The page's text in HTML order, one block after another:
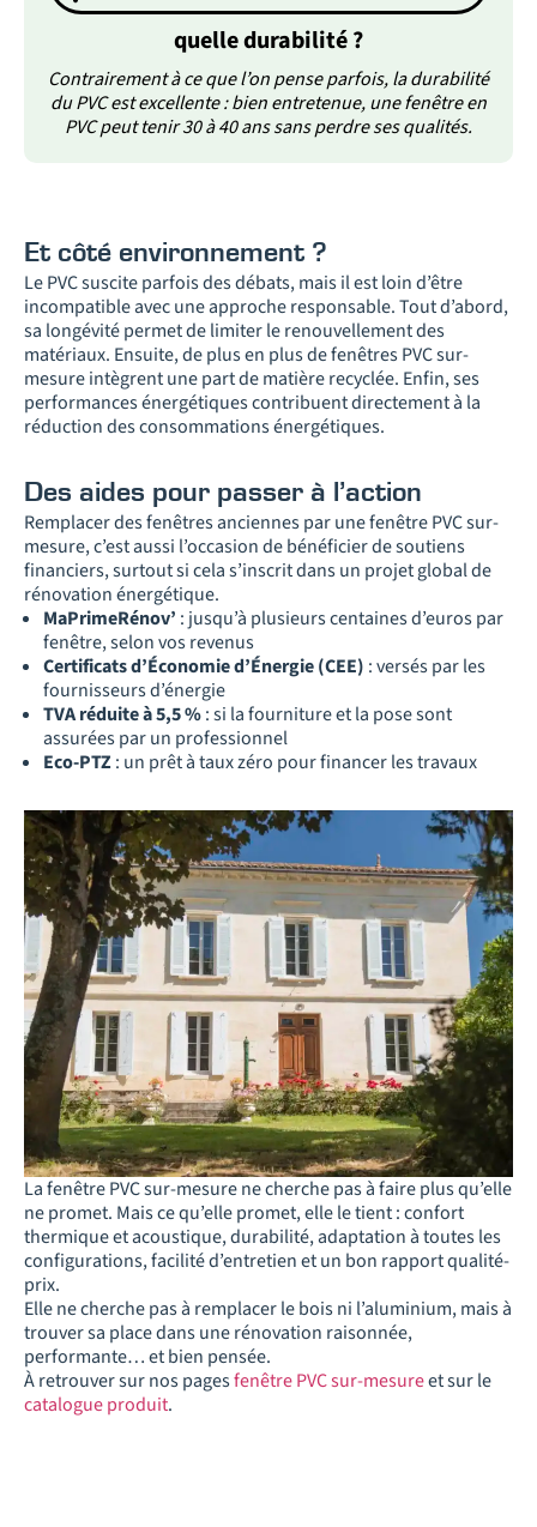
quelle durabilité ?​
Contrairement à ce que l’on pense parfois, la durabilité
du PVC est excellente : bien entretenue, une fenêtre en
PVC peut tenir 30 à 40 ans sans perdre ses qualités.
Et côté environnement ?
Le PVC suscite parfois des débats, mais il est loin d’être
incompatible avec une approche responsable. Tout d’abord,
sa longévité permet de limiter le renouvellement des
matériaux. Ensuite, de plus en plus de fenêtres PVC sur-
mesure intègrent une part de matière recyclée. Enfin, ses
performances énergétiques contribuent directement à la
réduction des consommations énergétiques.
Des aides pour passer à l’action
Remplacer des fenêtres anciennes par une fenêtre PVC sur-
mesure, c’est aussi l’occasion de bénéficier de soutiens
financiers, surtout si cela s’inscrit dans un projet global de
rénovation énergétique.
MaPrimeRénov’ : jusqu’à plusieurs centaines d’euros par
fenêtre, selon vos revenus
Certificats d’Économie d’Énergie (CEE) : versés par les
fournisseurs d’énergie
TVA réduite à 5,5 %: si la fourniture et la pose sont
assurées par un professionnel
Eco-PTZ: un prêt à taux zéro pour financer les travaux
La fenêtre PVC sur-mesure ne cherche pas à faire plus qu’elle
ne promet. Mais ce qu’elle promet, elle le tient : confort
thermique et acoustique, durabilité, adaptation à toutes les
configurations, facilité d’entretien et un bon rapport qualité-
prix.
Elle ne cherche pas à remplacer le bois ni l’aluminium, mais à
trouver sa place dans une rénovation raisonnée,
performante… et bien pensée.
À retrouver sur nos pagesfenêtre PVC sur-mesureet sur le
catalogue produit.